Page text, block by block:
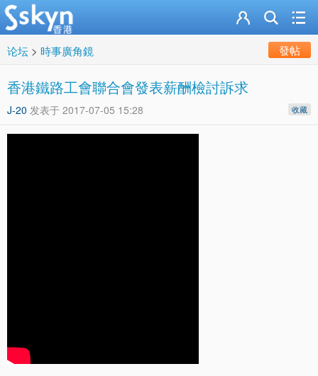
论坛 > 時事廣角鏡 發帖
香港鐵路工會聯合會發表薪酬檢討訴求
收藏
J-20 发表于 2017-07-05 15:28